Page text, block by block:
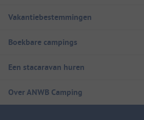
Vakantiebestemmingen
Boekbare campings
Een stacaravan huren
Over ANWB Camping